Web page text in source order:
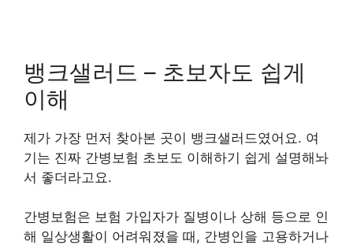
뱅크샐러드 – 초보자도 쉽게
이해
제가 가장 먼저 찾아본 곳이 뱅크샐러드였어요. 여
기는 진짜 간병보험 초보도 이해하기 쉽게 설명해놔
서 좋더라고요.
간병보험은 보험 가입자가 질병이나 상해 등으로 인
해 일상생활이 어려워졌을 때, 간병인을 고용하거나